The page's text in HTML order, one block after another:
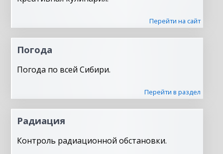
Перейти на сайт
Погода
Погода по всей Сибири.
Перейти в раздел
Радиация
Контроль радиационной обстановки.